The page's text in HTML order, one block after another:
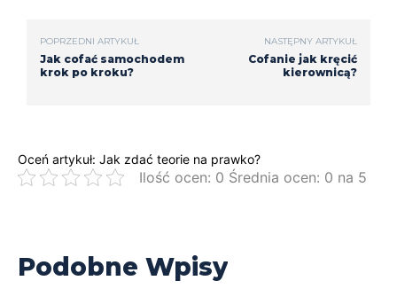
POPRZEDNI ARTYKUŁ
Jak cofać samochodem
krok po kroku?
NASTĘPNY ARTYKUŁ
Cofanie jak kręcić
kierownicą?
Oceń artykuł: Jak zdać teorie na prawko?
Ilość ocen: 0 Średnia ocen: 0 na 5
Podobne Wpisy